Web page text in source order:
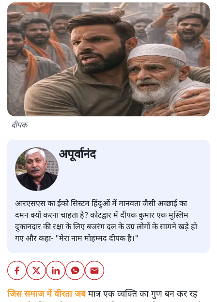
दीपक
अपूर्वानंद
आरएसएस का ईको सिस्टम हिंदुओं में मानवता जैसी अच्छाई का
दमन क्यों करना चाहता है? कोटद्वार में दीपक कुमार एक मुस्लिम
दुकानदार की रक्षा के लिए बजरंग दल के उग्र लोगों के सामने खड़े हो
गए और कहा- "मेरा नाम मोहम्मद दीपक है।"
जिस समाज में वीरता जबमात्र एक व्यक्ति का गुण बन कर रह